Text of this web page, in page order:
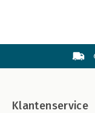
Klantenservice